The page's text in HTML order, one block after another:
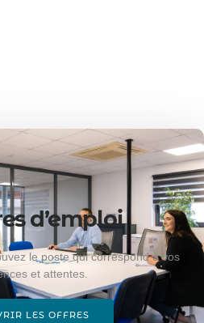
d’emploi
le poste qui correspond à vos
et attentes.
LES OFFRES